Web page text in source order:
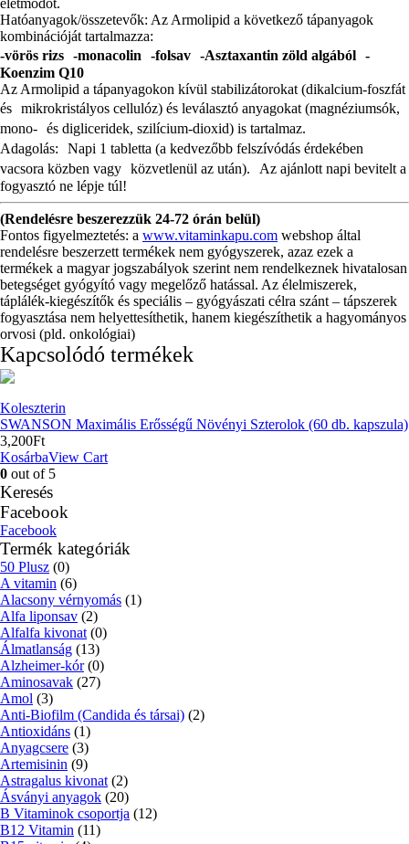
Hatóanyagok/összetevők: Az Armolipid a következő tápanyagok
kombinációját tartalmazza:
-vörös rizs -monacolin -folsav -Asztaxantin zöld algából -
Koenzim Q10
Az Armolipid a tápanyagokon kívül stabilizátorokat (dikalcium-foszfát
és mikrokristályos cellulóz) és leválasztó anyagokat (magnéziumsók,
mono- és digliceridek, szilícium-dioxid) is tartalmaz.
Adagolás: Napi 1 tabletta (a kedvezőbb felszívódás érdekében
vacsora közben vagy közvetlenül az után). Az ajánlott napi bevitelt a
fogyasztó ne lépje túl!
(Rendelésre beszerezzük 24-72 órán belül)
Fontos figyelmeztetés: a www.vitaminkapu.com webshop által
rendelésre beszerzett termékek nem gyógyszerek, azaz ezek a
termékek a magyar jogszabályok szerint nem rendelkeznek hivatalosan
betegséget gyógyító vagy megelőző hatással. Az élelmiszerek,
táplálék-kiegészítők és speciális – gyógyászati célra szánt – tápszerek
fogyasztása nem helyettesíthetik, hanem kiegészíthetik a hagyományos
orvosi (pld. onkológiai)
Kapcsolódó termékek
Koleszterin
SWANSON Maximális Erősségű Növényi Szterolok (60 db. kapszula)
3,200Ft
KosárbaView Cart
0 out of 5
Keresés
Facebook
Facebook
Termék kategóriák
50 Plusz (0)
A vitamin (6)
Alacsony vérnyomás (1)
Alfa liponsav (2)
Alfalfa kivonat (0)
Álmatlanság (13)
Alzheimer-kór (0)
Aminosavak (27)
Amol (3)
Anti-Biofilm (Candida és társai) (2)
Antioxidáns (1)
Anyagcsere (3)
Artemisinin (9)
Astragalus kivonat (2)
Ásványi anyagok (20)
B Vitaminok csoportja (12)
B12 Vitamin (11)